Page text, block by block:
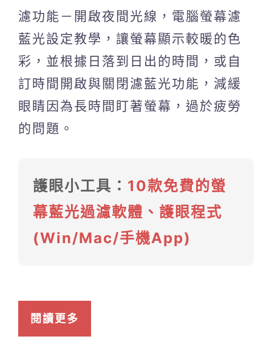
濾功能－開啟夜間光線，電腦螢幕濾
藍光設定教學，讓螢幕顯示較暖的色
彩，並根據日落到日出的時間，或自
訂時間開啟與關閉濾藍光功能，減緩
眼睛因為長時間盯著螢幕，過於疲勞
的問題。
護眼小工具： 10款免費的螢
幕藍光過濾軟體、護眼程式
(Win/Mac/手機App)
閱讀更多